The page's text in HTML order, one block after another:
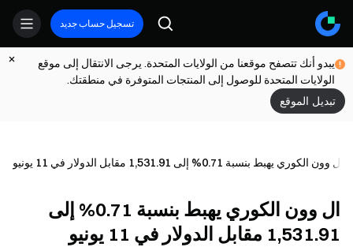
تسجيل حساب جديد
يبدو أنك تتصفح موقعنا من الولايات المتحدة. يرجى الانتقال إلى موقع
الولايات المتحدة للوصول إلى المنتجات المتوفرة في منطقتك.
تبديل الموقع
ال وون الكوري يهبط بنسبة 0.71% إلى 1,531.91 مقابل الدولار في 11 يونيو
ال وون الكوري يهبط بنسبة 0.71% إلى
1,531.91 مقابل الدولار في 11 يونيو